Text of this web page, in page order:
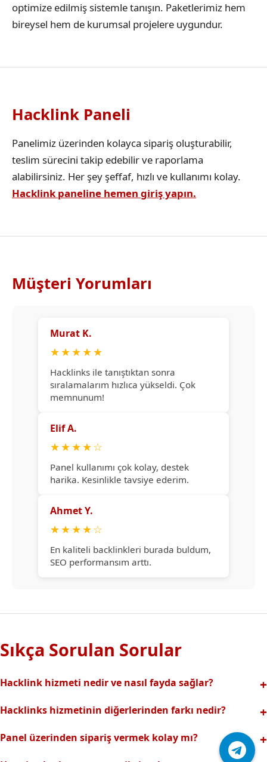
optimize edilmiş sistemle tanışın. Paketlerimiz hem
bireysel hem de kurumsal projelere uygundur.
Hacklink Paneli
Panelimiz üzerinden kolayca sipariş oluşturabilir,
teslim sürecini takip edebilir ve raporlama
alabilirsiniz. Her şey şeffaf, hızlı ve kullanımı kolay.
Hacklink paneline hemen giriş yapın.
Müşteri Yorumları
Murat K.
★★★★★
Hacklinks ile tanıştıktan sonra
sıralamalarım hızlıca yükseldi. Çok
memnunum!
Elif A.
★★★★☆
Panel kullanımı çok kolay, destek
harika. Kesinlikle tavsiye ederim.
Ahmet Y.
★★★★☆
En kaliteli backlinkleri burada buldum,
SEO performansım arttı.
Sıkça Sorulan Sorular
Hacklink hizmeti nedir ve nasıl fayda sağlar?
backlinklerle sitenizin arama motorlarındaki
sıralamalarınız hızlıca yükselir.
Hacklinks hizmetinin diğerlerinden farkı nedir?
riski olmadan, en kaliteli ve etkili backlinkler sunuyoruz.
Profesyonel ekibimizle hızlı destek sağlanır.Ayrıca Daha
Panel üzerinden sipariş vermek kolay mı?
Hacklinks paneli kullanıcı dostu arayüzüyle kolayca sipariş